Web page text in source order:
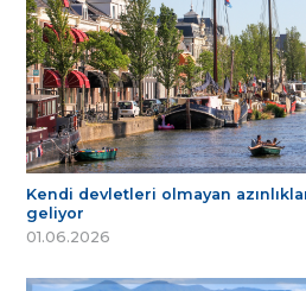
Kendi devletleri olmayan
geliyor
01.06.2026